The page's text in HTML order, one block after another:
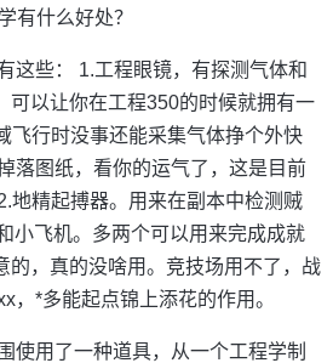
有什么好处？
这些： 1.工程眼镜，有探测气体和
可以让你在工程350的时候就拥有一
飞行时没事还能采集气体挣个外快
落图纸，看你的运气了，这是目前
地精起搏器。用来在副本中检测贼
小飞机。多两个可以用来完成成就
的，真的没啥用。竞技场用不了，战
，*多能起点锦上添花的作用。
使用了一种道具，从一个工程学制